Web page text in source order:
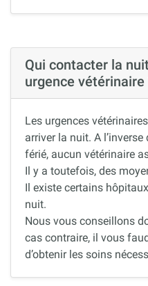
Qui contacter la
urgence vétérinaire
Les urgences
arriver la nuit. A
férié, aucun vétérinaire
Il y a toutefois, des
Il existe certains
nuit.
Nous vous conseillons
cas contraire, il vous
d’obtenir les soins